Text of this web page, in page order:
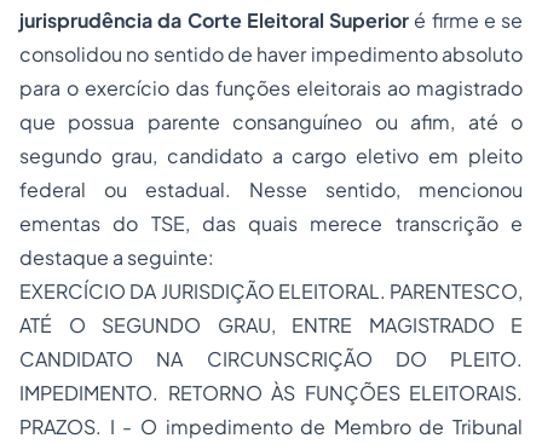
jurisprudência da Corte Eleitoral Superior é firme e se
consolidou no sentido de haver impedimento absoluto
para o exercício das funções eleitorais ao magistrado
que possua parente consanguíneo ou afim, até o
segundo grau, candidato a cargo eletivo em pleito
federal ou estadual. Nesse sentido, mencionou
ementas do TSE, das quais merece transcrição e
destaque a seguinte:
EXERCÍCIO DA JURISDIÇÃO ELEITORAL. PARENTESCO,
ATÉ O SEGUNDO GRAU, ENTRE MAGISTRADO E
CANDIDATO NA CIRCUNSCRIÇÃO DO PLEITO.
IMPEDIMENTO. RETORNO ÀS FUNÇÕES ELEITORAIS.
PRAZOS. I - O impedimento de Membro de Tribunal